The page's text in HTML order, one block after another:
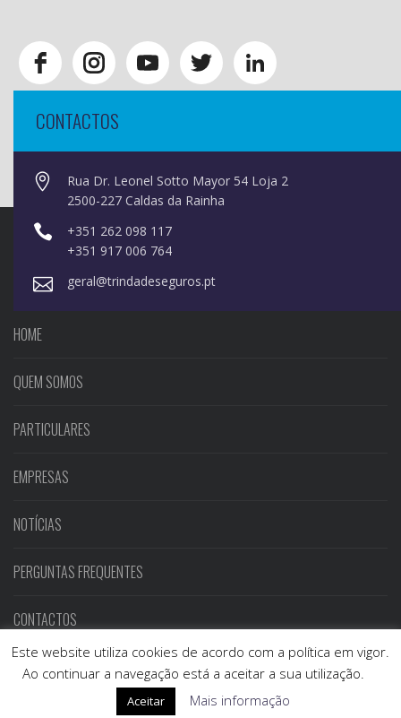
CONTACTOS
Rua Dr. Leonel Sotto Mayor 54 Loja 2
2500-227 Caldas da Rainha
+351 262 098 117
+351 917 006 764
geral@trindadeseguros.pt
HOME
QUEM SOMOS
PARTICULARES
EMPRESAS
NOTÍCIAS
PERGUNTAS FREQUENTES
CONTACTOS
COPYRIGHT © 2018 | TRINDADE SEGUROS. ALL RIGHTS RESERVED
Este website utiliza cookies de acordo com a política em vigor.
Ao continuar a navegação está a aceitar a sua utilização.
Aceitar Mais informação